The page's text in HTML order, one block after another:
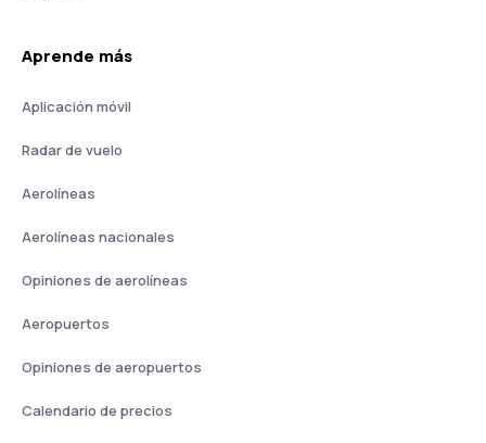
Aprende más
Aplicación móvil
Radar de vuelo
Aerolíneas
Aerolíneas nacionales
Opiniones de aerolíneas
Aeropuertos
Opiniones de aeropuertos
Calendario de precios